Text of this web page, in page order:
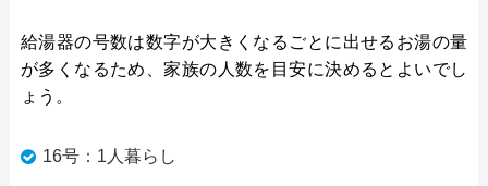
給湯器の号数は数字が大きくなるごとに出せるお湯の量
が多くなるため、家族の人数を目安に決めるとよいでし
ょう。
16号：1人暮らし